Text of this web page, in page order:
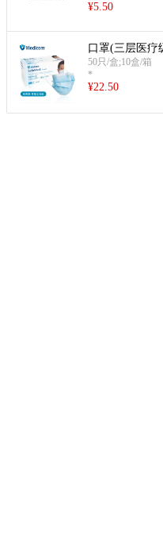
¥5.50
口罩(三层医疗
50只/盒;10盒/箱
*
¥22.50